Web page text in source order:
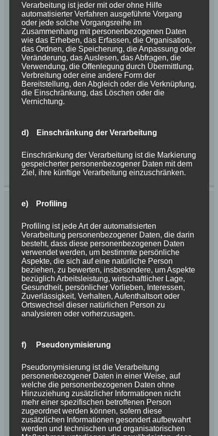
​Nach einem positiven Ultraschall, bei der die
Trächtigkeit unserer Lia festgestellt wurde, haben wir
auf Anraten unserer Tierärztin einen weiteren
Ultraschall machen lassen. Dabei wurde leider
festgestellt, dass Lia ihre Babys verloren hat. Wir
sind unendlich traurig und enttäuscht. Leider war es
uns nicht vergönnt, Lias und Earls Kinder
kennenlernen zu dürfen. Wir möchten uns ganz
herzlich bei unseren Welpeninteressenten […]
Weiterlesen
Kategorie:News 2017 Schlagwörter:Lia,
Wurfplanung
Wurfplanung Sommer 2017
5. April 2017
Briards vom Schurkenturm
Kommentar hinterlassen
Lia hat nun ihren Herzensbrecher gefunden! Der
Schwarzwald wird sich jetzt mit dem Altenautal
Verarbeitung ist jeder mit oder ohne Hilfe
automatisierter Verfahren ausgeführte Vorgang
oder jede solche Vorgangsreihe im
Zusammenhang mit personenbezogenen Daten
wie das Erheben, das Erfassen, die Organisation,
das Ordnen, die Speicherung, die Anpassung oder
Veränderung, das Auslesen, das Abfragen, die
Verwendung, die Offenlegung durch Übermittlung,
Verbreitung oder eine andere Form der
Bereitstellung, den Abgleich oder die Verknüpfung,
die Einschränkung, das Löschen oder die
Vernichtung.
d) Einschränkung der Verarbeitung
Einschränkung der Verarbeitung ist die Markierung
gespeicherter personenbezogener Daten mit dem
Ziel, ihre künftige Verarbeitung einzuschränken.
e) Profiling
Profiling ist jede Art der automatisierten
Verarbeitung personenbezogener Daten, die darin
besteht, dass diese personenbezogenen Daten
verwendet werden, um bestimmte persönliche
Aspekte, die sich auf eine natürliche Person
beziehen, zu bewerten, insbesondere, um Aspekte
bezüglich Arbeitsleistung, wirtschaftlicher Lage,
Gesundheit, persönlicher Vorlieben, Interessen,
Zuverlässigkeit, Verhalten, Aufenthaltsort oder
Ortswechsel dieser natürlichen Person zu
analysieren oder vorherzusagen.
f) Pseudonymisierung
Pseudonymisierung ist die Verarbeitung
personenbezogener Daten in einer Weise, auf
welche die personenbezogenen Daten ohne
Hinzuziehung zusätzlicher Informationen nicht
mehr einer spezifischen betroffenen Person
zugeordnet werden können, sofern diese
zusätzlichen Informationen gesondert aufbewahrt
werden und technischen und organisatorischen